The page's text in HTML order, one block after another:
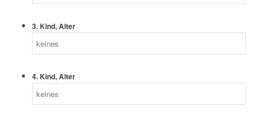
3. Kind, Alter
4. Kind, Alter